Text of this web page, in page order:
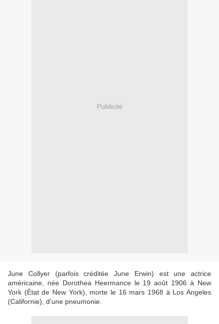
Publicité
June Collyer (parfois créditée June Erwin) est une actrice
américaine, née Dorothea Heermance le 19 août 1906 à New
York (État de New York), morte le 16 mars 1968 à Los Angeles
(Californie), d'une pneumonie.